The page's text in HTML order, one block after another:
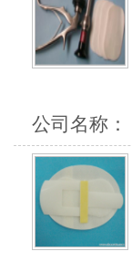
公司名称：